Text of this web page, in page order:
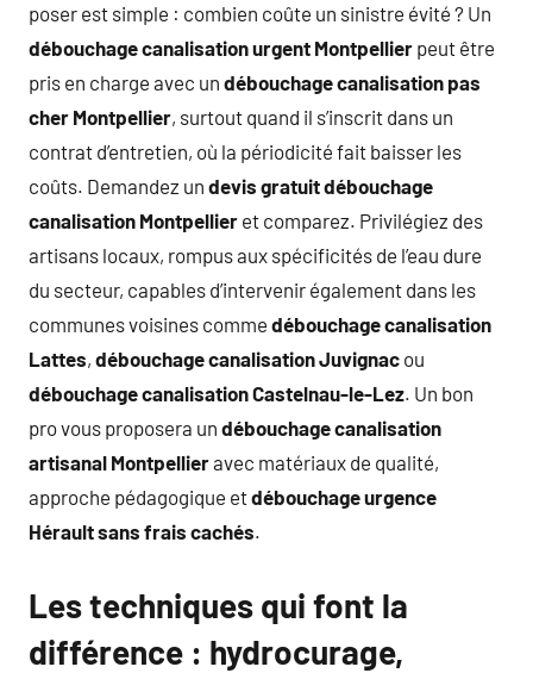
poser est simple : combien coûte un sinistre évité ? Un
débouchage canalisation urgent Montpellier peut être
pris en charge avec un débouchage canalisation pas
cher Montpellier, surtout quand il s’inscrit dans un
contrat d’entretien, où la périodicité fait baisser les
coûts. Demandez un devis gratuit débouchage
canalisation Montpellier et comparez. Privilégiez des
artisans locaux, rompus aux spécificités de l’eau dure
du secteur, capables d’intervenir également dans les
communes voisines comme débouchage canalisation
Lattes, débouchage canalisation Juvignac ou
débouchage canalisation Castelnau-le-Lez. Un bon
pro vous proposera un débouchage canalisation
artisanal Montpellieravec matériaux de qualité,
approche pédagogique etdébouchage urgence
Hérault sans frais cachés.
Les techniques qui font la
différence : hydrocurage,